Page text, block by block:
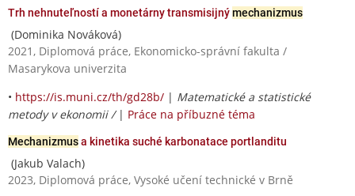
Trh nehnuteľností a monetárny transmisijnýmechanizmus
(Dominika Nováková)
2021, Diplomová práce, Ekonomicko-správní fakulta /
Masarykova univerzita
• https://is.muni.cz/th/gd28b/ | Matematické a statistické
metody v ekonomii / | Práce na příbuzné téma
Mechanizmusa kinetika suché karbonatace portlanditu
(Jakub Valach)
2023, Diplomová práce, Vysoké učení technické v Brně